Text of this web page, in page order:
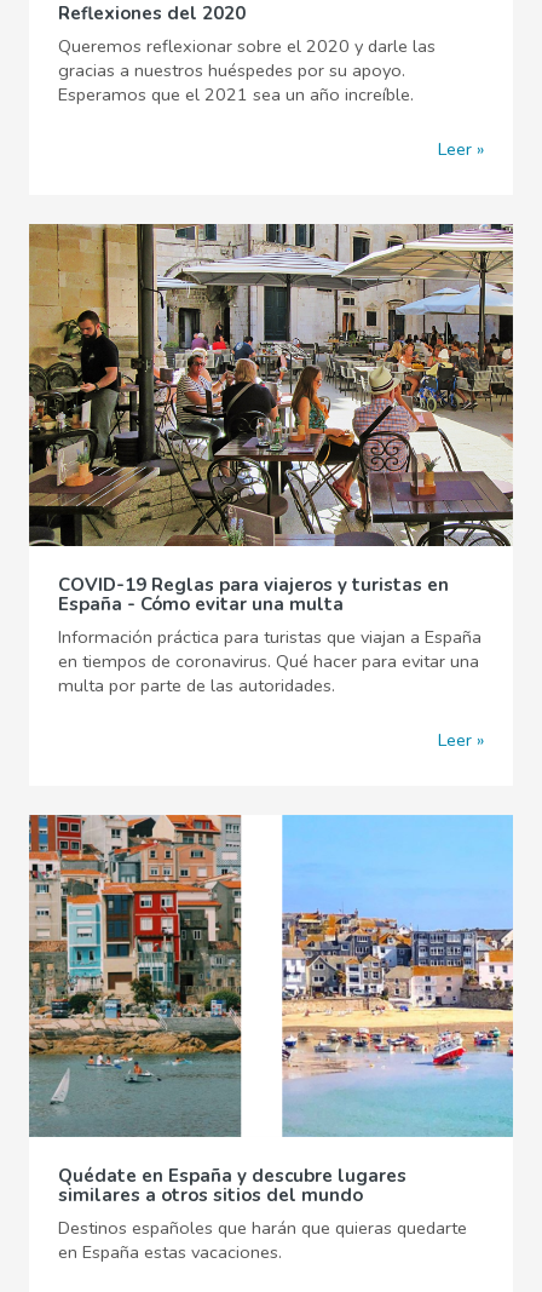
Reflexiones del 2020
Queremos reflexionar sobre el 2020 y darle las
gracias a nuestros huéspedes por su apoyo.
Esperamos que el 2021 sea un año increíble.
Leer
COVID-19 Reglas para viajeros y turistas en
España - Cómo evitar una multa
Información práctica para turistas que viajan a España
en tiempos de coronavirus. Qué hacer para evitar una
multa por parte de las autoridades.
Leer
Quédate en España y descubre lugares
similares a otros sitios del mundo
Destinos españoles que harán que quieras quedarte
en España estas vacaciones.